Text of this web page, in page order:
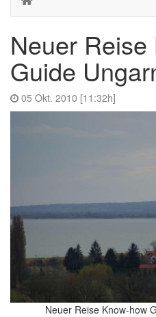
Neuer
Guide
05 Okt. 2010 [11:32h]
Neuer Reise Know-how